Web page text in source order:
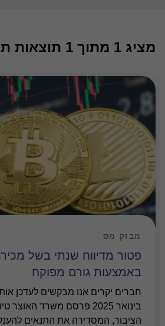
מציג 1 מתוך 1 תוצאות תוכן
פטור מדיווח שנתי בשל
באמצעות גורם מפוקח
מבזק מס
בינואר 2025 פרסם משרד
הציבור, המסדירה את התנאים